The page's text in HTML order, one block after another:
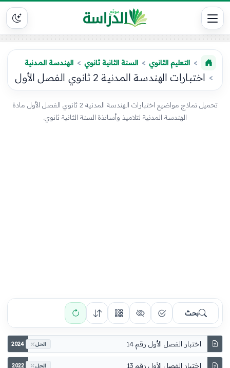
التعليم الثانوي السنة الثانية ثانوي الهندسة المدنية
اختبارات الهندسة المدنية 2 ثانوي الفصل الأول
تحميل نماذج مواضيع اختبارات الهندسة المدنية 2 ثانوي الفصل الأول مادة
الهندسة المدنية لتلاميذ وأساتذة السنة الثانية ثانوي.
بحث
اختبار الفصل الأول رقم 14 2024 الحل
اختبار الفصل الأول رقم 13 2022 الحل